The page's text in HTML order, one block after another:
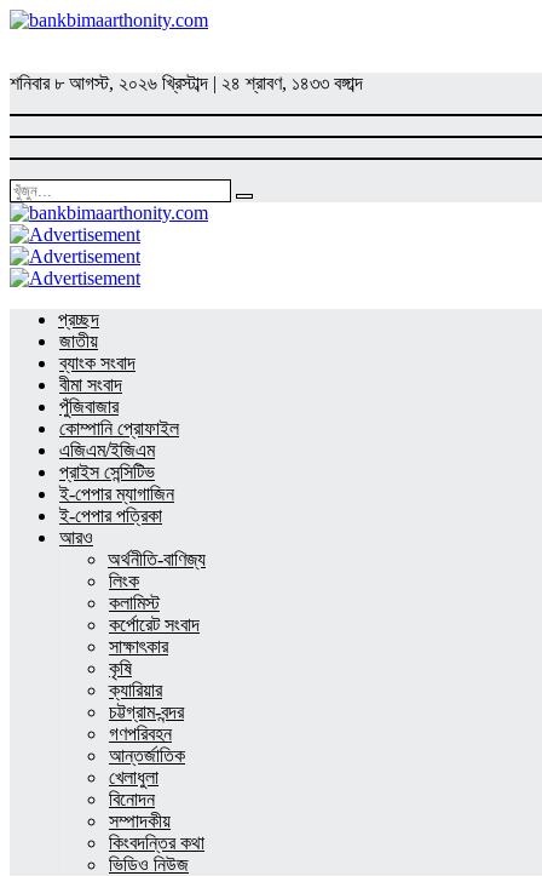
শনিবার ৮ আগস্ট, ২০২৬ খ্রিস্টাব্দ | ২৪ শ্রাবণ, ১৪৩৩ বঙ্গাব্দ
প্রচ্ছদ
জাতীয়
ব্যাংক সংবাদ
বীমা সংবাদ
পুঁজিবাজার
কোম্পানি প্রোফাইল
এজিএম/ইজিএম
প্রাইস সেন্সিটিভ
ই-পেপার ম্যাগাজিন
ই-পেপার পত্রিকা
আরও
অর্থনীতি-বাণিজ্য
লিংক
কলামিস্ট
কর্পোরেট সংবাদ
সাক্ষাৎকার
কৃষি
ক্যারিয়ার
চট্টগ্রাম-বন্দর
গণপরিবহন
আন্তর্জাতিক
খেলাধুলা
বিনোদন
সম্পাদকীয়
কিংবদন্তির কথা
ভিডিও নিউজ